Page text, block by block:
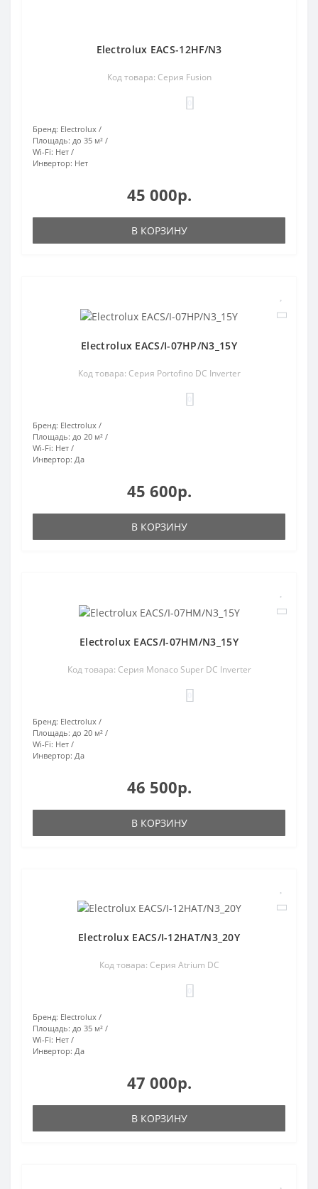
Electrolux EACS-12HF/N3
Код товара: Серия Fusion
Бренд: Electrolux
Площадь: до 35 м²
Wi-Fi: Нет
Инвертор: Нет
45 000р.
В КОРЗИНУ
Electrolux EACS/I-07HP/N3_15Y
Код товара: Серия Portofino DC Inverter
Бренд: Electrolux
Площадь: до 20 м²
Wi-Fi: Нет
Инвертор: Да
45 600р.
В КОРЗИНУ
Electrolux EACS/I-07HM/N3_15Y
Код товара: Серия Monaco Super DC Inverter
Бренд: Electrolux
Площадь: до 20 м²
Wi-Fi: Нет
Инвертор: Да
46 500р.
В КОРЗИНУ
Electrolux EACS/I-12HAT/N3_20Y
Код товара: Серия Atrium DC
Бренд: Electrolux
Площадь: до 35 м²
Wi-Fi: Нет
Инвертор: Да
47 000р.
В КОРЗИНУ